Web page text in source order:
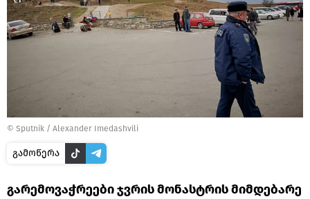
© Sputnik / Alexander Imedashvili
გამოწერა
გარემოვაჭრეები ჯვრის მონასტრის მიმდებარე